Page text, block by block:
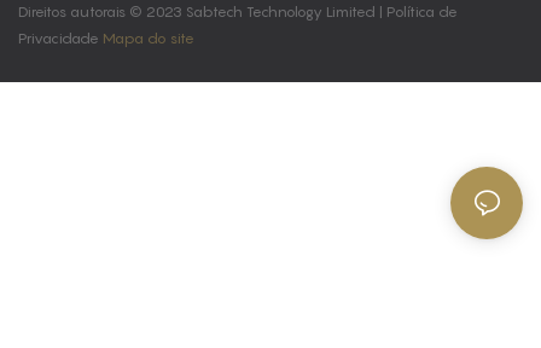
Direitos autorais © 2023 Sabtech Technology Limited | Política de
Privacidade Mapa do site